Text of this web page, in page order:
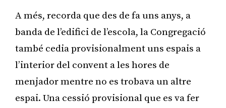
A més, recorda que des de fa uns anys, a
banda de l’edifici de l’escola, la Congregació
també cedia provisionalment uns espais a
l’interior del convent a les hores de
menjador mentre no es trobava un altre
espai. Una cessió provisional que es va fer